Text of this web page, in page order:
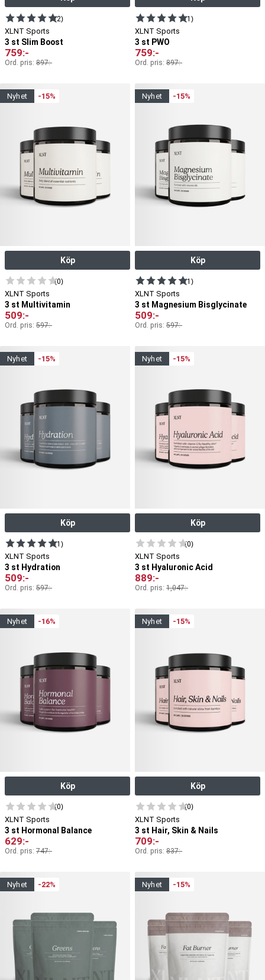
(2)
XLNT Sports
3 st Slim Boost
759:-
Ord. pris: 897:-
(1)
XLNT Sports
3 st PWO
759:-
Ord. pris: 897:-
nyhet -15%
Köp
(0)
XLNT Sports
3 st Multivitamin
509:-
Ord. pris: 597:-
nyhet -15%
Köp
(1)
XLNT Sports
3 st Magnesium Bisglycinate
509:-
Ord. pris: 597:-
nyhet -15%
Köp
(1)
XLNT Sports
3 st Hydration
509:-
Ord. pris: 597:-
nyhet -15%
Köp
(0)
XLNT Sports
3 st Hyaluronic Acid
889:-
Ord. pris: 1,047:-
nyhet -16%
Köp
(0)
XLNT Sports
3 st Hormonal Balance
629:-
Ord. pris: 747:-
nyhet -15%
Köp
(0)
XLNT Sports
3 st Hair, Skin & Nails
709:-
Ord. pris: 837:-
nyhet -22% nyhet -15%